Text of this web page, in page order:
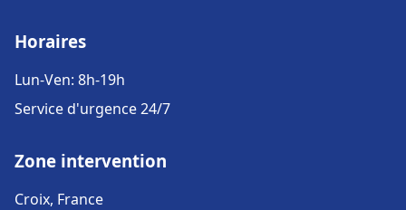
Horaires
Lun-Ven: 8h-19h
Service d'urgence 24/7
Zone intervention
Croix, France